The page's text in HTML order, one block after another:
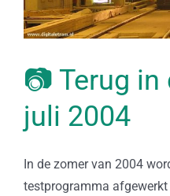
📷 Terug in
juli 2004
In de zomer van 2004
testprogramma